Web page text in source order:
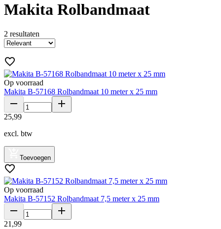
Makita Rolbandmaat
2 resultaten
Op voorraad
Makita B-57168 Rolbandmaat 10 meter x 25 mm
25,99
excl. btw
Toevoegen
Op voorraad
Makita B-57152 Rolbandmaat 7,5 meter x 25 mm
21 ,99